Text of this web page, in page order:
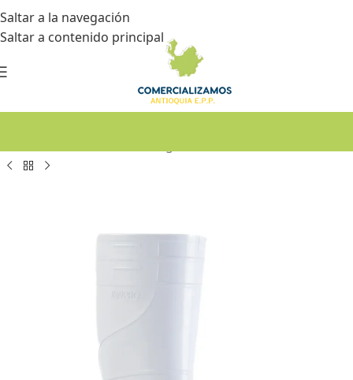
Saltar a la navegación
Saltar a contenido principal